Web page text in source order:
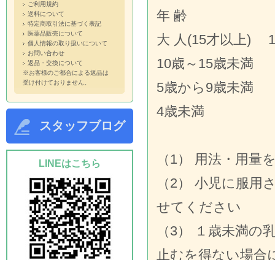
年 齢 1回
大 人(15才以
10歳～15歳未
5歳から9歳未
4歳未満
（1） 用法・用量
（2） 小児に服用
せてください
（3） １歳未満
止むを得ない場合
ご利用規約
送料について
特定商取引法に基づく表記
医薬品販売について
個人情報の取り扱いについて
お問い合わせ
返品・交換について
※お客様のご都合による返品は
受け付けておりません。
スタッフブログ
LINEはこちら